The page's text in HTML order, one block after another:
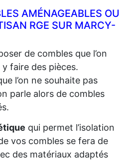
AMÉNAGEABLES OU
RGE SUR MARCY-
de combles que l’on
faire des pièces.
l’on ne souhaite pas
parle alors de combles
qui permet l’isolation
vos combles se fera de
des matériaux adaptés